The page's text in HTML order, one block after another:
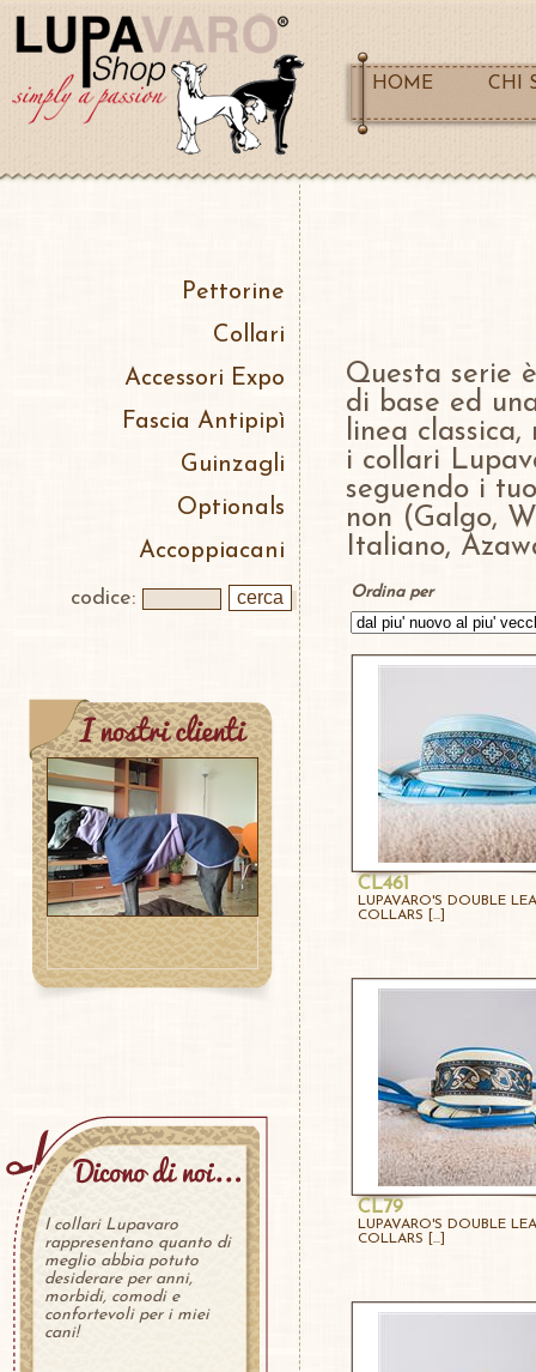
HOME CHI
Pettorine
Collari
Accessori Expo
Fascia Antipipì
Guinzagli
Optionals
Accoppiacani
codice:
I collari Lupavaro
rappresentano quanto di
meglio abbia potuto
desiderare per anni,
morbidi, comodi e
confortevoli per i miei
cani!
Questa serie
di base ed
linea
i collari
seguendo i
non (Galgo,
Italiano,
Ordina per
CL461
LUPAVARO'S DOUBLE
COLLARS [...]
CL79
LUPAVARO'S DOUBLE
COLLARS [...]